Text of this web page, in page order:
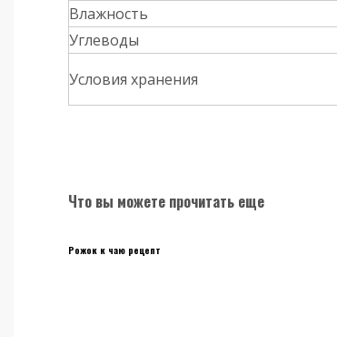
Влажность
Углеводы
Условия хранения
Что вы можете прочитать еще
Рожок к чаю рецепт